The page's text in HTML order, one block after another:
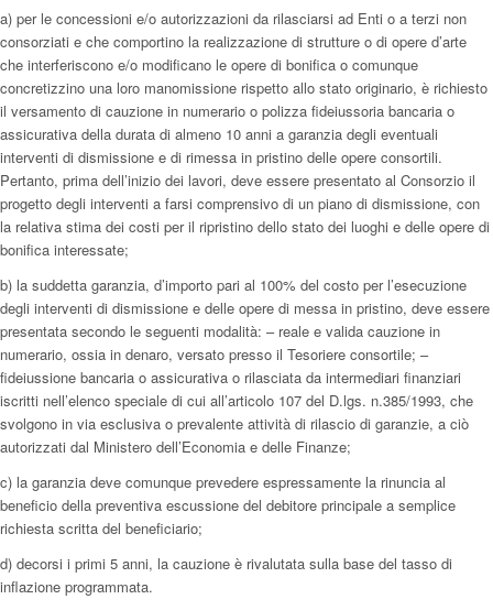
a) per le concessioni e/o autorizzazioni da rilasciarsi ad Enti o a terzi non
consorziati e che comportino la realizzazione di strutture o di opere d’arte
che interferiscono e/o modificano le opere di bonifica o comunque
concretizzino una loro manomissione rispetto allo stato originario, è richiesto
il versamento di cauzione in numerario o polizza fideiussoria bancaria o
assicurativa della durata di almeno 10 anni a garanzia degli eventuali
interventi di dismissione e di rimessa in pristino delle opere consortili.
Pertanto, prima dell’inizio dei lavori, deve essere presentato al Consorzio il
progetto degli interventi a farsi comprensivo di un piano di dismissione, con
la relativa stima dei costi per il ripristino dello stato dei luoghi e delle opere di
bonifica interessate;
b) la suddetta garanzia, d’importo pari al 100% del costo per l’esecuzione
degli interventi di dismissione e delle opere di messa in pristino, deve essere
presentata secondo le seguenti modalità: – reale e valida cauzione in
numerario, ossia in denaro, versato presso il Tesoriere consortile; –
fideiussione bancaria o assicurativa o rilasciata da intermediari finanziari
iscritti nell’elenco speciale di cui all’articolo 107 del D.lgs. n.385/1993, che
svolgono in via esclusiva o prevalente attività di rilascio di garanzie, a ciò
autorizzati dal Ministero dell’Economia e delle Finanze;
c) la garanzia deve comunque prevedere espressamente la rinuncia al
beneficio della preventiva escussione del debitore principale a semplice
richiesta scritta del beneficiario;
d) decorsi i primi 5 anni, la cauzione è rivalutata sulla base del tasso di
inflazione programmata.